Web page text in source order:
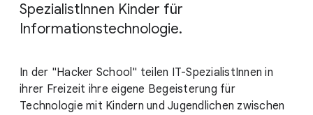
SpezialistInnen Kinder für
Informationstechnologie.
In der "Hacker School" teilen IT-SpezialistInnen in
ihrer Freizeit ihre eigene Begeisterung für
Technologie mit Kindern und Jugendlichen zwischen